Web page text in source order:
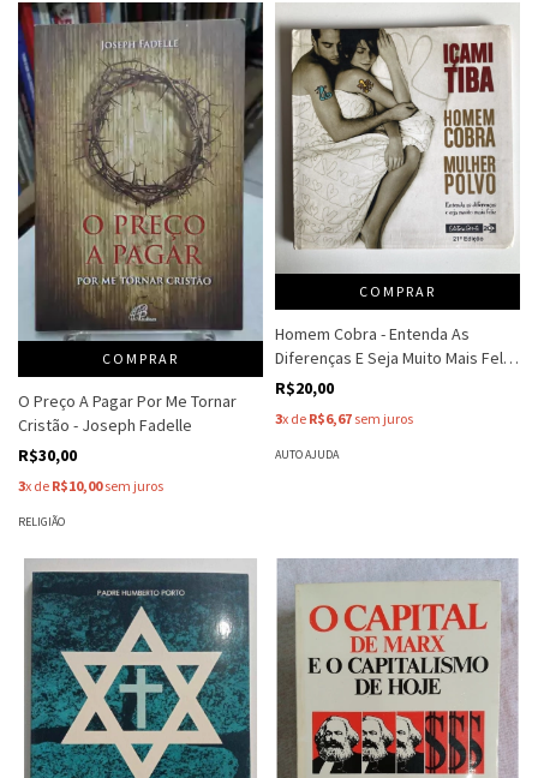
COMPRAR
O Preço A Pagar Por Me Tornar
Cristão - Joseph Fadelle
R$30,00
3x de R$10,00sem juros
RELIGIÃO
COMPRAR
Homem Cobra - Entenda As
Diferenças E Seja Muito Mais Feliz
- Mulher Polvo - Içami Tiba
R$20,00
3x de R$6,67 sem juros
AUTO AJUDA